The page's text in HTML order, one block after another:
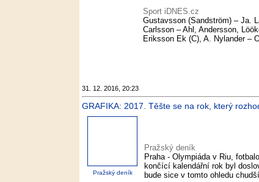
Sport iDNES.cz
Gustavsson (Sandström) – Ja.
Carlsson – Ahl, Andersson,
Eriksson Ek (C), A. Nylander –
31. 12. 2016, 20:23
GRAFIKA: 2017. Těšte se na rok, který
Pražský deník
Pražský deník
Praha - Olympiáda v Riu,
končící kalendářní rok byl
bude sice v tomto ohledu